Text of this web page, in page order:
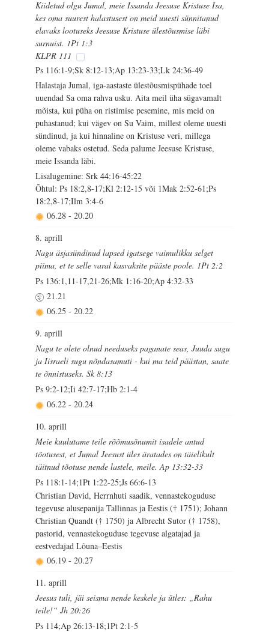
Kiidetud olgu Jumal, meie Issanda Jeesuse Kristuse Isa,
kes oma suurest halastusest on meid uuesti sünnitanud
elavaks lootuseks Jeesuse Kristuse ülestõusmise läbi
surnuist. 1Pt 1:3
KLPR 111
Ps 116:1-9;Sk 8:12-13;Ap 13:23-33;Lk 24:36-49
Halastaja Jumal, iga-aastaste ülestõusmispühade toel
uuendad Sa oma rahva usku. Aita meil üha sügavamalt
mõista, kui püha on ristimise pesemine, mis meid on
puhastanud; kui vägev on Su Vaim, millest oleme uuesti
sündinud, ja kui hinnaline on Kristuse veri, millega
oleme vabaks ostetud. Seda palume Jeesuse Kristuse,
meie Issanda läbi.
Lisalugemine: Srk 44:16-45:22
Õhtul: Ps 18:2,8-17;Kl 2:12-15 või 1Mak 2:52-61;Ps
18:2,8-17;Ilm 3:4-6
06.28 - 20.20
8. aprill
Nagu äsjasündinud lapsed igatsege vaimulikku selget
piima, et te selle varal kasvaksite pääste poole. 1Pt 2:2
Ps 136:1,11-17,21-26;Mk 1:16-20;Ap 4:32-33
21.21
06.25 - 20.22
9. aprill
Nagu te olete olnud needuseks paganate seas, Juuda sugu
ja Iisraeli sugu nõndasamuti - kui ma teid päästan, saate
te õnnistuseks. Sk 8:13
Ps 9:2-12;Ii 42:7-17;Hb 2:1-4
06.22 - 20.24
10. aprill
Meie kuulutame teile rõõmusõnumit isadele antud
tõotusest, et Jumal Jeesust üles äratades on täielikult
täitnud tõotuse nende lastele, meile. Ap 13:32-33
Ps 118:1-14;1Pt 1:22-25;Js 66:6-13
Christian David, Herrnhuti saadik, vennastekoguduse
tegevuse alusepanija Tallinnas ja Eestis († 1751); Johann
Christian Quandt († 1750) ja Albrecht Sutor († 1758),
pastorid, vennastekoguduse tegevuse algatajad ja
eestvedajad Lõuna–Eestis
06.19 - 20.27
11. aprill
Jeesus tuli, jäi seisma nende keskele ja ütles: „Rahu
teile!“ Jh 20:26
Ps 114;Ap 26:13-18;1Pt 2:1-5